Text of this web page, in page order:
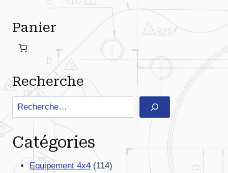
Panier
Recherche
Rechercher
Catégories
Equipement 4x4 114114